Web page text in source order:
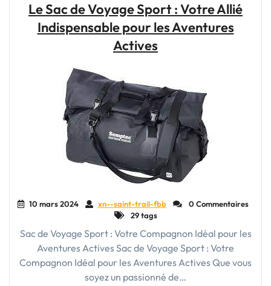
à
Main
Voyage
Pratique
et
Polyvalent"
Le Sac de Voyage Sport : Votre Allié
Indispensable pour les Aventures
Actives
10 mars 2024 xn--saint-trail-fbb
0 Commentaires
29 tags
Sac de Voyage Sport : Votre Compagnon Idéal pour les
Aventures Actives Sac de Voyage Sport : Votre
Compagnon Idéal pour les Aventures Actives Que vous
soyez un passionné de…